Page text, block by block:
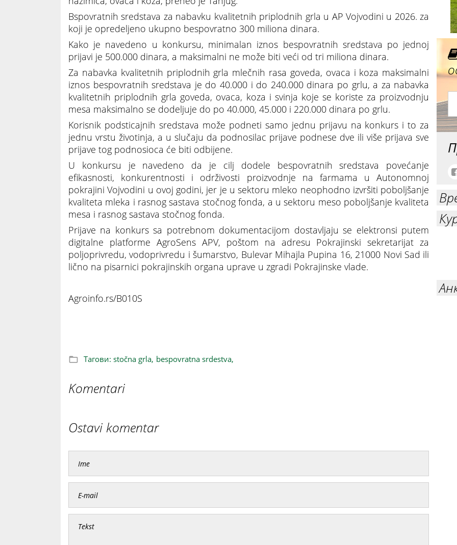
Bspovratnih sredstava za nabavku kvalitetnih priplodnih grla u AP Vojvodini u 2026. za
koji je opredeljeno ukupno bespovratno 300 miliona dinara.
Kako je navedeno u konkursu, minimalan iznos bespovratnih sredstava po jednoj
prijavi je 500.000 dinara, a maksimalni ne može biti veći od tri miliona dinara.
Za nabavka kvalitetnih priplodnih grla mlečnih rasa goveda, ovaca i koza maksimalni
iznos bespovratnih sredstava je do 40.000 i do 240.000 dinara po grlu, a za nabavka
kvalitetnih priplodnih grla goveda, ovaca, koza i svinja koje se koriste za proizvodnju
mesa maksimalno se dodeljuje do po 40.000, 45.000 i 220.000 dinara po grlu.
Korisnik podsticajnih sredstava može podneti samo jednu prijavu na konkurs i to za
jednu vrstu životinja, a u slučaju da podnosilac prijave podnese dve ili više prijava sve
prijave tog podnosioca će biti odbijene.
U konkursu je navedeno da je cilj dodele bespovratnih sredstava povećanje
efikasnosti, konkurentnosti i održivosti proizvodnje na farmama u Autonomnoj
pokrajini Vojvodini u ovoj godini, jer je u sektoru mleko neophodno izvršiti poboljšanje
kvaliteta mleka i rasnog sastava stočnog fonda, a u sektoru meso poboljšanje kvaliteta
mesa i rasnog sastava stočnog fonda.
Prijave na konkurs sa potrebnom dokumentacijom dostavljaju se elektronsi putem
digitalne platforme AgroSens APV, poštom na adresu Pokrajinski sekretarijat za
poljoprivredu, vodoprivredu i šumarstvo, Bulevar Mihajla Pupina 16, 21000 Novi Sad ili
lično na pisarnici pokrajinskih organa uprave u zgradi Pokrajinske vlade.
Agroinfo.rs/B010S
Тагови: stočna grla, bespovratna srdestva,
Komentari
Ostavi komentar